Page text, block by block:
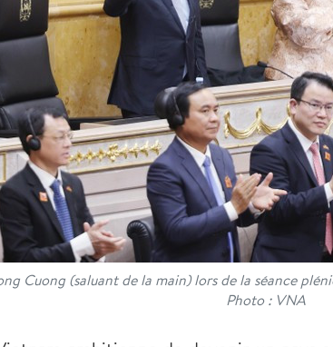
Cuong (saluant de la main) lors de la séance
Photo : VNA